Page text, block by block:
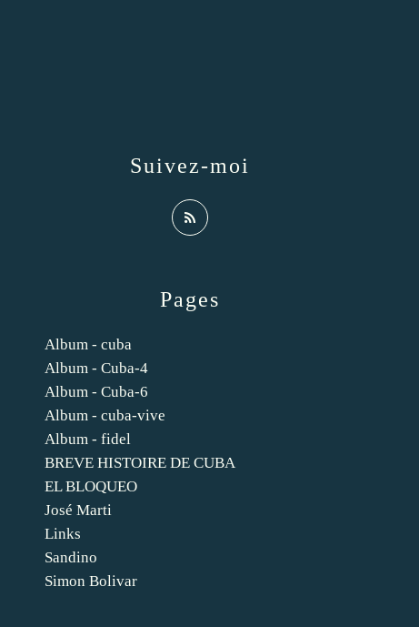
Pages
Album - cuba
Album - Cuba-4
Album - Cuba-6
Album - cuba-vive
Album - fidel
BREVE HISTOIRE DE CUBA
EL BLOQUEO
José Marti
Links
Sandino
Simon Bolivar
Suivez-moi